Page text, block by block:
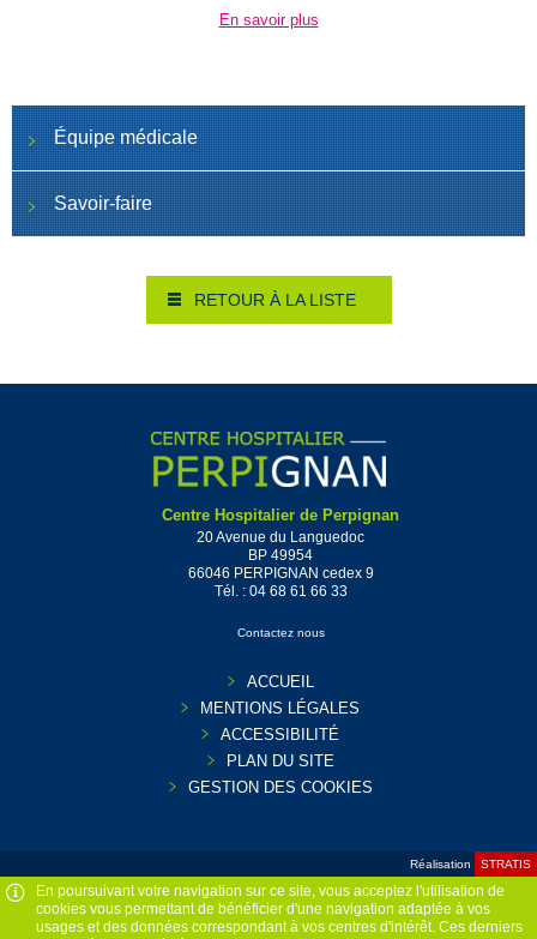
En poursuivant votre navigation sur ce site, vous acceptez l'utilisation de
cookies vous permettant de bénéficier d'une navigation adaptée à vos
usages et des données correspondant à vos centres d'intérêt. Ces derniers
En savoir plus
Équipe médicale
Savoir-faire
RETOUR À LA LISTE
Centre Hospitalier de Perpignan
20 Avenue du Languedoc
BP 49954
66046 PERPIGNAN cedex 9
Tél. : 04 68 61 66 33
Contactez nous
ACCUEIL
MENTIONS LÉGALES
ACCESSIBILITÉ
PLAN DU SITE
GESTION DES COOKIES
Réalisation STRATIS